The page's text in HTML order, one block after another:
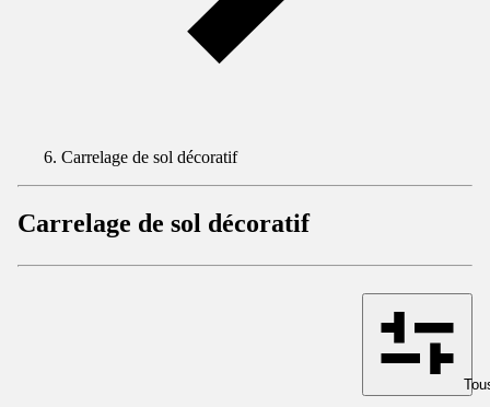
Carrelage de sol décoratif
Carrelage de sol décoratif